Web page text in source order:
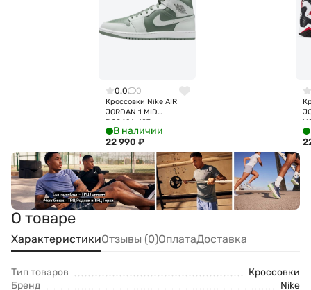
0.0 0
Кроссовки Nike AIR
JORDAN 1 MID
DQ8426-107
В наличии
22 990 ₽
О товаре
ХарактеристикиОтзывы (0)ОплатаДоставка
Тип товаров
Кроссовки
Бренд
Nike